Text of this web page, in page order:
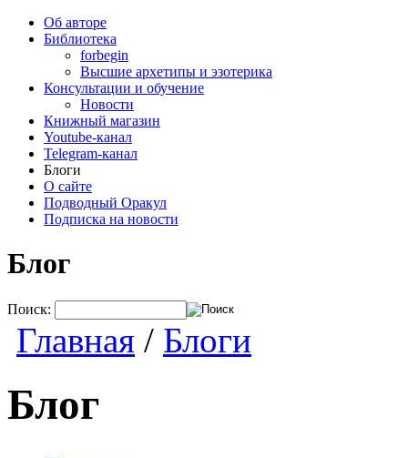
Об авторе
Библиотека
forbegin
Высшие архетипы и эзотерика
Консультации и обучение
Новости
Книжный магазин
Youtube-канал
Telegram-канал
Блоги
О сайте
Подводный Оракул
Подписка на новости
Блог
Поиск:
Главная / Блоги
Блог